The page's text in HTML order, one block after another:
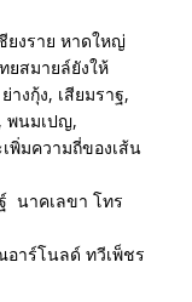
ยงราย หาดใหญ่
สมายล์ยังให้
งกุ้ง, เสียมราฐ,
พนมเปญ,
พิ่มความถี่ของเส้น
นาคเลขา โทร
าร์โนลด์ ทวีเพ็ชร